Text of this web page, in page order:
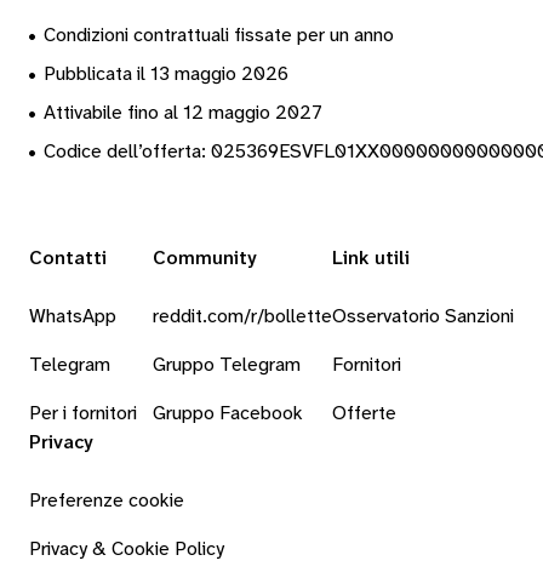
• Condizioni contrattuali fissate per un anno
• Pubblicata il 13 maggio 2026
• Attivabile fino al 12 maggio 2027
• Codice dell’offerta:
Contatti
WhatsApp
Telegram
Per i fornitori
Community
reddit.com/r/bollette
Gruppo Telegram
Gruppo Facebook
Link utili
Osservatorio Sanzioni
Fornitori
Offerte
Privacy
Preferenze cookie
Privacy & Cookie Policy